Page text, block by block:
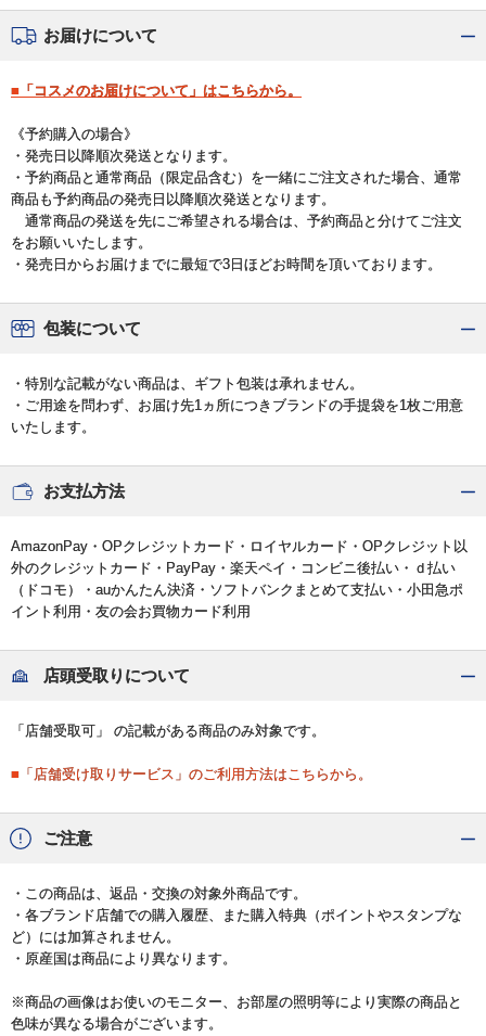
お届けについて
■「コスメのお届けについて」はこちらから。
《予約購入の場合》
・発売日以降順次発送となります。
・予約商品と通常商品（限定品含む）を一緒にご注文された場合、通常
商品も予約商品の発売日以降順次発送となります。
通常商品の発送を先にご希望される場合は、予約商品と分けてご注文
をお願いいたします。
・発売日からお届けまでに最短で3日ほどお時間を頂いております。
包装について
・特別な記載がない商品は、ギフト包装は承れません。
・ご用途を問わず、お届け先1ヵ所につきブランドの手提袋を1枚ご用意
いたします。
お支払方法
AmazonPay・OPクレジットカード・ロイヤルカード・OPクレジット以
外のクレジットカード・PayPay・楽天ペイ・コンビニ後払い・ｄ払い
（ドコモ）・auかんたん決済・ソフトバンクまとめて支払い・小田急ポ
イント利用・友の会お買物カード利用
店頭受取りについて
「店舗受取可」 の記載がある商品のみ対象です。
■「店舗受け取りサービス」のご利用方法はこちらから。
ご注意
・この商品は、返品・交換の対象外商品です。
・各ブランド店舗での購入履歴、また購入特典（ポイントやスタンプな
ど）には加算されません。
・原産国は商品により異なります。
※商品の画像はお使いのモニター、お部屋の照明等により実際の商品と
色味が異なる場合がございます。